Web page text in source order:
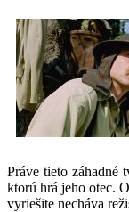
Práve tieto záhadné
ktorú hrá jeho otec.
vyriešite necháva